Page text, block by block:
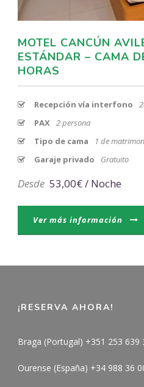
MOTEL CANCÚN
ESTÁNDAR – CAMA
HORAS
Recepción vía interfono
PAX 2 persona
Tipo de cama
1 de
Garaje privado
Gratuito
Desde 53,00€ / Noche
Ver más información
¡RESERVA AHORA!
Braga (Portugal) +351 253 639
Ourense (España) +34 988 36